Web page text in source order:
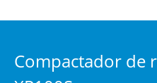
Compactador de